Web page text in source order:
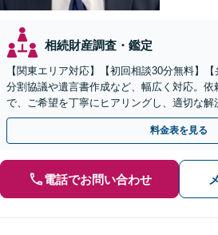
相続財産調査・鑑定
【関東エリア対応】【初回相談30分無料】
分割協議や遺言書作成など、幅広く対応。
で、ご希望を丁寧にヒアリングし、適切な解
す。まずは無料相談でお悩みをお聞かせくだ
料金表を見る
電話でお問い合わせ